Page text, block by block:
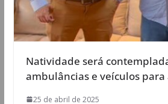
Natividade será
ambulâncias e veículos para
25 de abril de 2025